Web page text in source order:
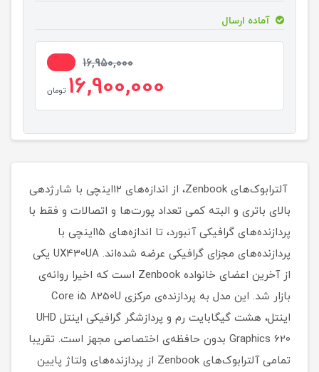
آماده ارسال
16,950,000
16,900,000 تومان
آلترابوک‌های‌ Zenbook، از اندازه‌های 12اینچی با شارژدهی
بالای باتری و البته کمی تعداد پورت‌ها و اتصالات و فقط با
پردازنده‌های گرافیکی آنبورد، تا اندازه‌های 15اینچی با
پردازنده‌های مجزای گرافیکی عرضه شده‌اند. UX430UA یکی
از آخرین اعضای خانواده‌ Zenbook‌ است که اخیرا روانه‌ی
اینتل، هشت گیگابایت رم و پردازشگر گرافیکی اینتل UHD
Graphics 620 بدون حافظه‌ی اختصاصی مجهز است. تقریبا
تمامی آلترابوک‌های‌ Zenbook‌ از پردازنده‌های ولتاژ پایین